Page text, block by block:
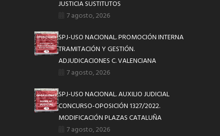
JUSTICIA SUSTITUTOS
7 agosto, 2026
SPJ-USO NACIONAL. PROMOCIÓN INTERNA
TRAMITACIÓN Y GESTIÓN.
ADJUDICACIONES C. VALENCIANA
7 agosto, 2026
SPJ-USO NACIONAL. AUXILIO JUDICIAL
CONCURSO-OPOSICIÓN 1327/2022.
MODIFICACIÓN PLAZAS CATALUÑA
7 agosto, 2026